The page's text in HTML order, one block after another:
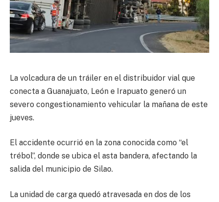
La volcadura de un tráiler en el distribuidor vial que
conecta a Guanajuato, León e Irapuato generó un
severo congestionamiento vehicular la mañana de este
jueves.
El accidente ocurrió en la zona conocida como “el
trébol”, donde se ubica el asta bandera, afectando la
salida del municipio de Silao.
La unidad de carga quedó atravesada en dos de los